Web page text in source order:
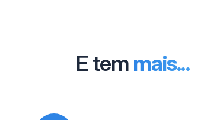
E tem mais...